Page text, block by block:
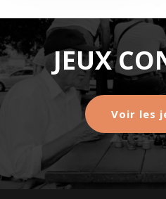
JEUX
Voir les